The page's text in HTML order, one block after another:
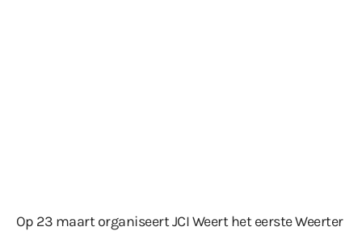
Op 23 maart organiseert JCI Weert het eerste Weerter